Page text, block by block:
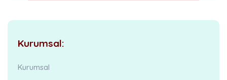
Kurumsal:
Kurumsal